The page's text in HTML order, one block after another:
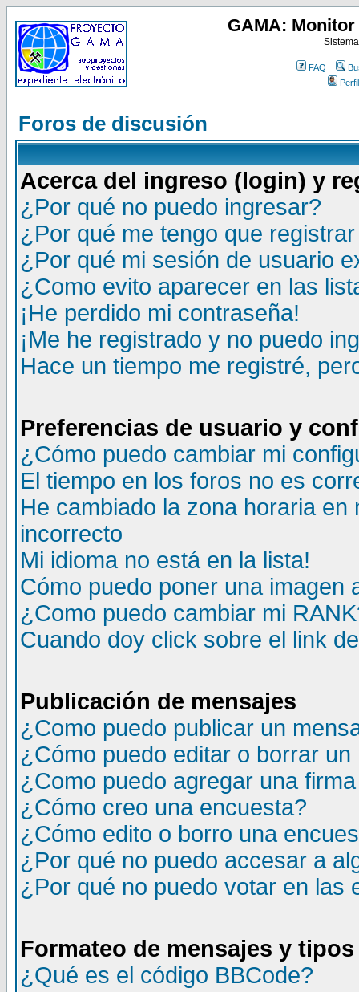
GAMA:
FAQ
Perfil
Foros de discusión
Acerca del ingreso (login) y
¿Por qué no puedo ingresar?
¿Por qué me tengo que
¿Por qué mi sesión de usuario
¿Como evito aparecer en las
¡He perdido mi contraseña!
¡Me he registrado y no puedo
Hace un tiempo me registré,
Preferencias de usuario y
¿Cómo puedo cambiar mi
El tiempo en los foros no es
He cambiado la zona horaria
incorrecto
Mi idioma no está en la lista!
Cómo puedo poner una imagen
¿Como puedo cambiar mi
Cuando doy click sobre el link
Publicación de mensajes
¿Como puedo publicar un
¿Cómo puedo editar o borrar un
¿Como puedo agregar una
¿Cómo creo una encuesta?
¿Cómo edito o borro una
¿Por qué no puedo accesar a
¿Por qué no puedo votar en las
Formateo de mensajes y
¿Qué es el código BBCode?